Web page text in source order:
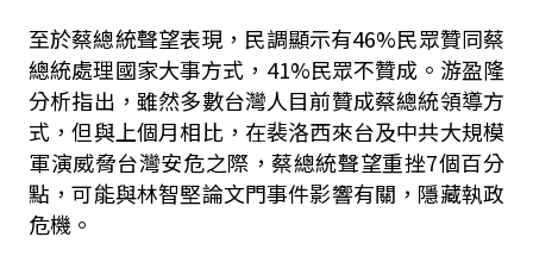
至於蔡總統聲望表現，民調顯示有46%民眾贊同蔡
總統處理國家大事方式，41%民眾不贊成。游盈隆
分析指出，雖然多數台灣人目前贊成蔡總統領導方
式，但與上個月相比，在裴洛西來台及中共大規模
軍演威脅台灣安危之際，蔡總統聲望重挫7個百分
點，可能與林智堅論文門事件影響有關，隱藏執政
危機。